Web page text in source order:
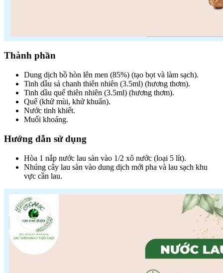
Thành phần
Dung dịch bồ hòn lên men (85%) (tạo bọt và làm sạch).
Tinh dầu sả chanh thiên nhiên (3.5ml) (hương thơm).
Tinh dầu quế thiên nhiên (3.5ml) (hương thơm).
Quế (khử mùi, khử khuẩn).
Nước tinh khiết.
Muối khoáng.
Hướng dẫn sử dụng
Hòa 1 nắp nước lau sàn vào 1/2 xô nước (loại 5 lít).
Nhúng cây lau sàn vào dung dịch mới pha và lau sạch khu
vực cần lau.